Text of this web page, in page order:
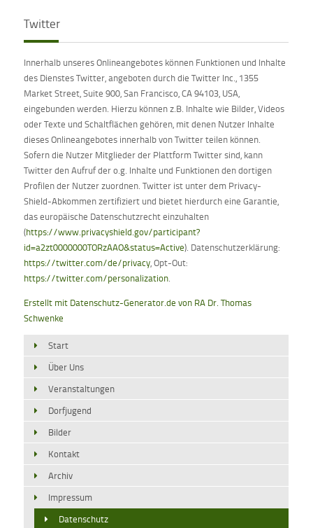
Twitter
Innerhalb unseres Onlineangebotes können Funktionen und Inhalte
des Dienstes Twitter, angeboten durch die Twitter Inc., 1355
Market Street, Suite 900, San Francisco, CA 94103, USA,
eingebunden werden. Hierzu können z.B. Inhalte wie Bilder, Videos
oder Texte und Schaltflächen gehören, mit denen Nutzer Inhalte
dieses Onlineangebotes innerhalb von Twitter teilen können.
Sofern die Nutzer Mitglieder der Plattform Twitter sind, kann
Twitter den Aufruf der o.g. Inhalte und Funktionen den dortigen
Profilen der Nutzer zuordnen. Twitter ist unter dem Privacy-
Shield-Abkommen zertifiziert und bietet hierdurch eine Garantie,
das europäische Datenschutzrecht einzuhalten
(https://www.privacyshield.gov/participant?
id=a2zt0000000TORzAAO&status=Active). Datenschutzerklärung:
https://twitter.com/de/privacy, Opt-Out:
https://twitter.com/personalization.
Erstellt mit Datenschutz-Generator.de von RA Dr. Thomas
Schwenke
Start
Über Uns
Veranstaltungen
Dorfjugend
Bilder
Kontakt
Archiv
Impressum
Datenschutz